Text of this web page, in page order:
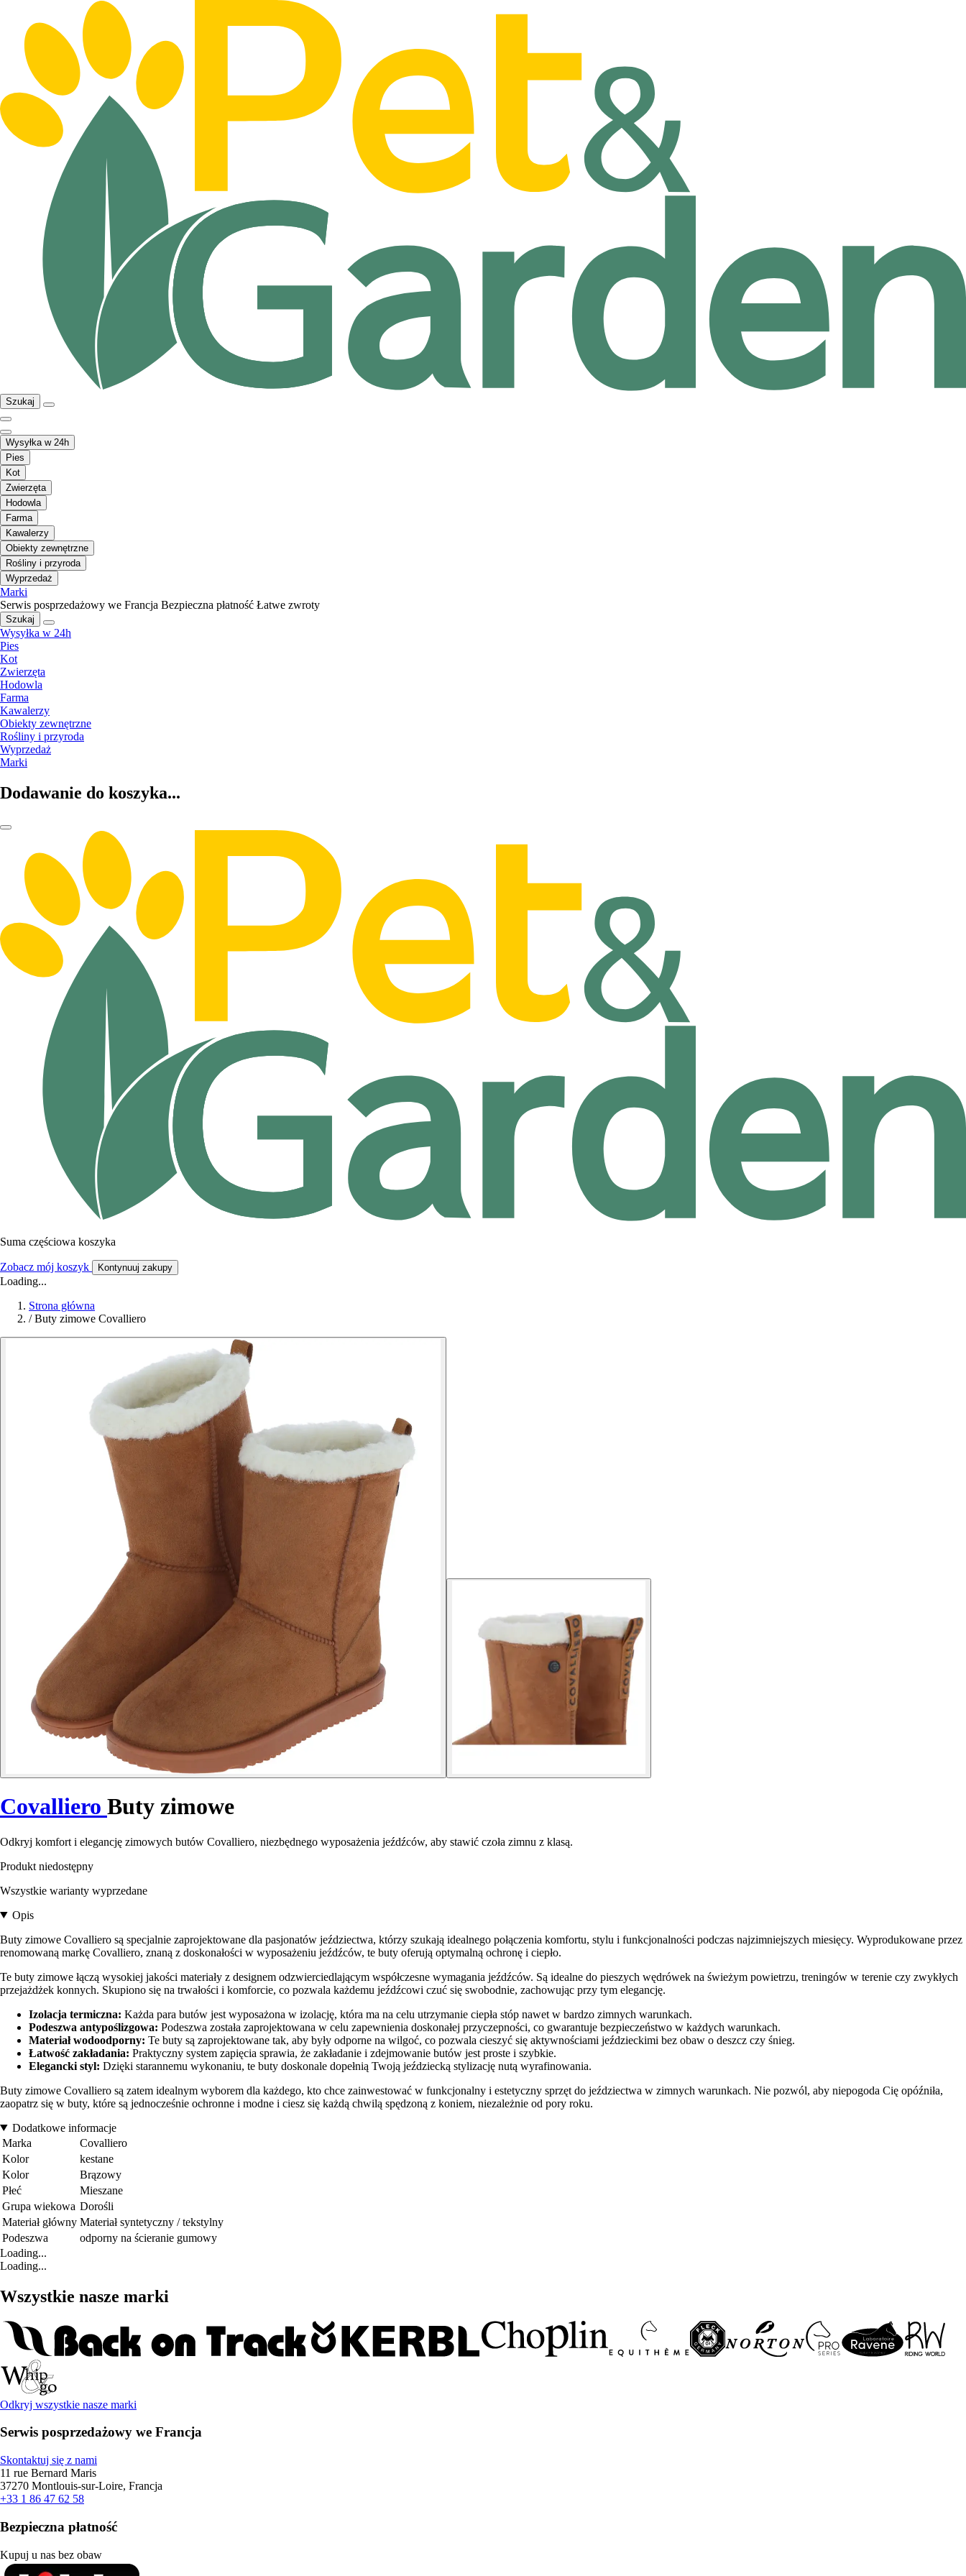
Szukaj
Wysyłka w 24h
Pies
Kot
Zwierzęta
Hodowla
Farma
Kawalerzy
Obiekty zewnętrzne
Rośliny i przyroda
Wyprzedaż
Marki
Serwis posprzedażowy we Francja Bezpieczna płatność Łatwe zwroty
Szukaj
Wysyłka w 24h
Pies
Kot
Zwierzęta
Hodowla
Farma
Kawalerzy
Obiekty zewnętrzne
Rośliny i przyroda
Wyprzedaż
Marki
Dodawanie do koszyka...
Suma częściowa koszyka
Zobacz mój koszyk Kontynuuj zakupy
Loading...
Strona główna
/ Buty zimowe Covalliero
Covalliero Buty zimowe
Odkryj komfort i elegancję zimowych butów Covalliero, niezbędnego wyposażenia jeźdźców, aby stawić czoła zimnu z klasą.
Produkt niedostępny
Wszystkie warianty wyprzedane
Opis
Buty zimowe Covalliero są specjalnie zaprojektowane dla pasjonatów jeździectwa, którzy szukają idealnego połączenia komfortu, stylu i funkcjonalności podczas najzimniejszych miesięcy. Wyprodukowane przez
renomowaną markę Covalliero, znaną z doskonałości w wyposażeniu jeźdźców, te buty oferują optymalną ochronę i ciepło.
Te buty zimowe łączą wysokiej jakości materiały z designem odzwierciedlającym współczesne wymagania jeźdźców. Są idealne do pieszych wędrówek na świeżym powietrzu, treningów w terenie czy zwykłych
przejażdżek konnych. Skupiono się na trwałości i komforcie, co pozwala każdemu jeźdźcowi czuć się swobodnie, zachowując przy tym elegancję.
Izolacja termiczna: Każda para butów jest wyposażona w izolację, która ma na celu utrzymanie ciepła stóp nawet w bardzo zimnych warunkach.
Podeszwa antypoślizgowa: Podeszwa została zaprojektowana w celu zapewnienia doskonałej przyczepności, co gwarantuje bezpieczeństwo w każdych warunkach.
Materiał wodoodporny: Te buty są zaprojektowane tak, aby były odporne na wilgoć, co pozwala cieszyć się aktywnościami jeździeckimi bez obaw o deszcz czy śnieg.
Łatwość zakładania: Praktyczny system zapięcia sprawia, że zakładanie i zdejmowanie butów jest proste i szybkie.
Elegancki styl: Dzięki starannemu wykonaniu, te buty doskonale dopełnią Twoją jeździecką stylizację nutą wyrafinowania.
Buty zimowe Covalliero są zatem idealnym wyborem dla każdego, kto chce zainwestować w funkcjonalny i estetyczny sprzęt do jeździectwa w zimnych warunkach. Nie pozwól, aby niepogoda Cię opóźniła,
zaopatrz się w buty, które są jednocześnie ochronne i modne i ciesz się każdą chwilą spędzoną z koniem, niezależnie od pory roku.
Dodatkowe informacje
Marka
Covalliero
Kolor
kestane
Kolor
Brązowy
Płeć
Mieszane
Grupa wiekowa Dorośli
Materiał główny Materiał syntetyczny / tekstylny
Podeszwa
odporny na ścieranie gumowy
Loading...
Loading...
Wszystkie nasze marki
Odkryj wszystkie nasze marki
Serwis posprzedażowy we Francja
Skontaktuj się z nami
11 rue Bernard Maris
37270 Montlouis-sur-Loire, Francja
+33 1 86 47 62 58
Bezpieczna płatność
Kupuj u nas bez obaw